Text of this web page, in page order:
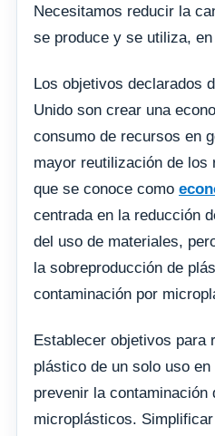
Necesitamos reducir la
se produce y se utiliza,
Los objetivos declarados
Unido son crear una
consumo de recursos en
mayor reutilización de
que se conoce como
centrada en la reducción
del uso de materiales,
la sobreproducción de
contaminación por
Establecer objetivos para
plástico de un solo uso
prevenir la contaminación
microplásticos.